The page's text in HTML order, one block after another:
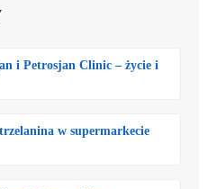
i Petrosjan Clinic – życie i
w supermarkecie